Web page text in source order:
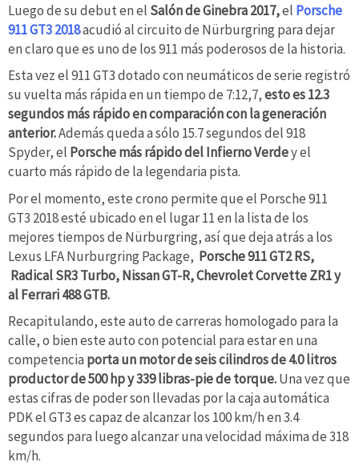
Luego de su debut en el Salón de Ginebra 2017,el Porsche
911 GT3 2018acudió al circuito de Nürburgring para dejar
en claro que es uno de los 911 más poderosos de la historia.
Esta vez el 911 GT3 dotado con neumáticos de serie registró
su vuelta más rápida en un tiempo de 7:12,7,esto es 12.3
segundos más rápido en comparación con la generación
anterior.Además queda a sólo 15.7 segundos del 918
Spyder, el Porsche más rápido del Infierno Verdey el
cuarto más rápido de la legendaria pista.
Por el momento, este crono permite que el Porsche 911
GT3 2018 esté ubicado en el lugar 11 en la lista de los
mejores tiempos de Nürburgring, así que deja atrás a los
Lexus LFA Nurburgring Package, Porsche 911 GT2 RS,
Radical SR3 Turbo, Nissan GT-R, Chevrolet Corvette ZR1 y
al Ferrari 488 GTB.
Recapitulando, este auto de carreras homologado para la
calle, o bien este auto con potencial para estar en una
competencia porta un motor de seis cilindros de 4.0 litros
productor de 500 hp y 339 libras-pie de torque.Una vez que
estas cifras de poder son llevadas por la caja automática
PDK el GT3 es capaz de alcanzar los 100 km/h en 3.4
segundos para luego alcanzar una velocidad máxima de 318
km/h.